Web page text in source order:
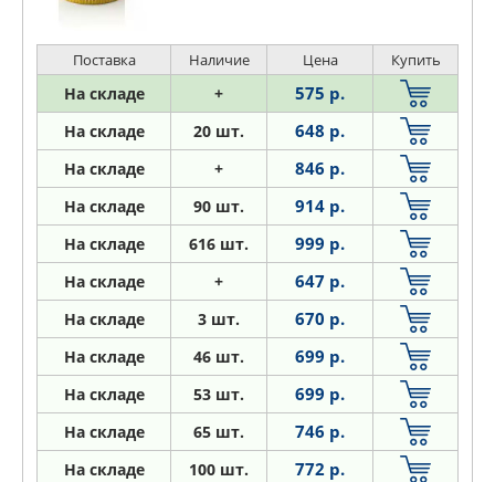
(E70), X6 (E71), Z4 (E85/E86), Z4 (E89)
Поставка Наличие Цена Купить
На складе + 575 р.
На складе 20 шт. 648 р.
На складе + 846 р.
На складе 90 шт. 914 р.
На складе 616 шт. 999 р.
На складе + 647 р.
На складе 3 шт. 670 р.
На складе 46 шт. 699 р.
На складе 53 шт. 699 р.
На складе 65 шт. 746 р.
На складе 100 шт. 772 р.